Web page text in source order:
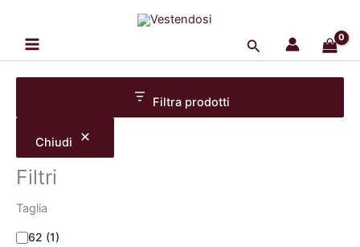
contenuto
Cerca
Filtra prodotti
Chiudi
Filtri
Taglia
62 (1)
i